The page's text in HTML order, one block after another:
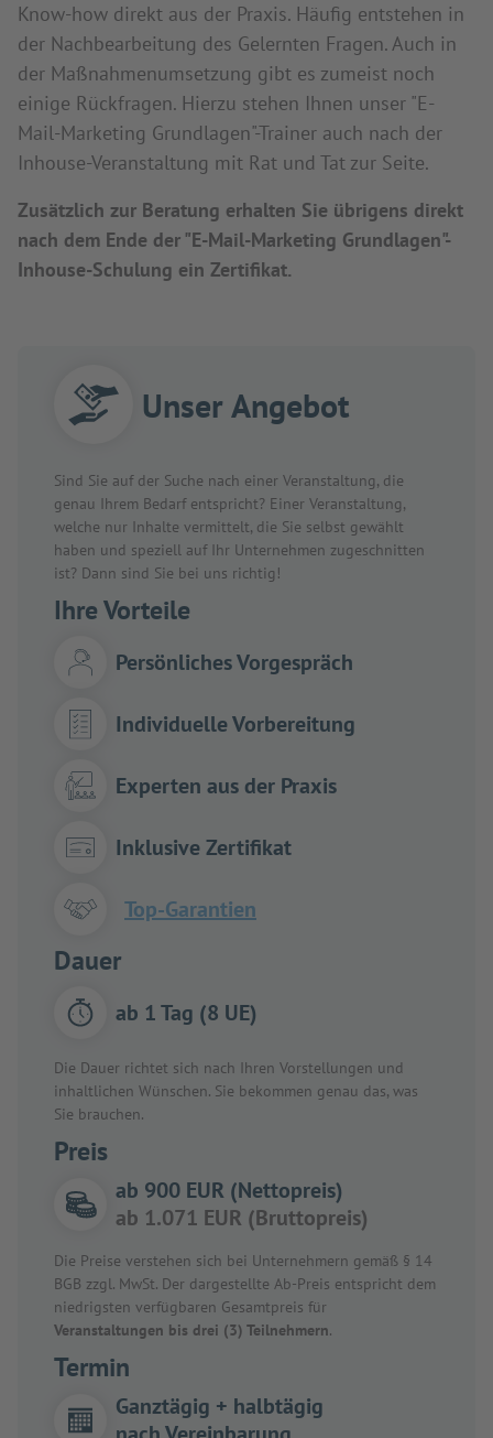
Know-how direkt aus der Praxis. Häufig entstehen in
der Nachbearbeitung des Gelernten Fragen. Auch in
der Maßnahmenumsetzung gibt es zumeist noch
einige Rückfragen. Hierzu stehen Ihnen unser "E-
Mail-Marketing Grundlagen"-Trainer auch nach der
Inhouse-Veranstaltung mit Rat und Tat zur Seite.
Zusätzlich zur Beratung erhalten Sie übrigens direkt
nach dem Ende der "E-Mail-Marketing Grundlagen"-
Inhouse-Schulung ein Zertifikat.
Unser Angebot
Sind Sie auf der Suche nach einer Veranstaltung, die
genau Ihrem Bedarf entspricht? Einer Veranstaltung,
welche nur Inhalte vermittelt, die Sie selbst gewählt
haben und speziell auf Ihr Unternehmen zugeschnitten
ist? Dann sind Sie bei uns richtig!
Ihre Vorteile
Persönliches Vorgespräch
Individuelle Vorbereitung
Experten aus der Praxis
Inklusive Zertifikat
Top-Garantien
Dauer
ab 1 Tag (8 UE)
Die Dauer richtet sich nach Ihren Vorstellungen und
inhaltlichen Wünschen. Sie bekommen genau das, was
Sie brauchen.
Preis
ab 900 EUR (Nettopreis)
ab 1.071 EUR (Bruttopreis)
Die Preise verstehen sich bei Unternehmern gemäß § 14
BGB zzgl. MwSt. Der dargestellte Ab-Preis entspricht dem
niedrigsten verfügbaren Gesamtpreis für
Veranstaltungen bis drei (3) Teilnehmern.
Termin
Ganztägig + halbtägig